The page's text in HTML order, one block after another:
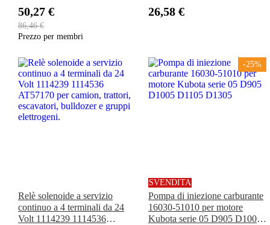
50,27 €
86,46 €
Prezzo per membri
26,58 €
Relè solenoide a servizio
continuo a 4 terminali da 24
Volt 1114239 1114536
-25%
SVENDITA
Pompa di iniezione carburante
16030-51010 per motore
Kubota serie 05 D905 D1005